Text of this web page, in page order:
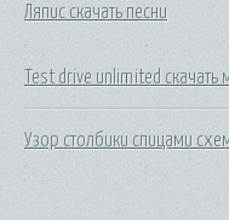
Ляпис скачать песни
Test drive unlimited скачать
Узор столбики спицами